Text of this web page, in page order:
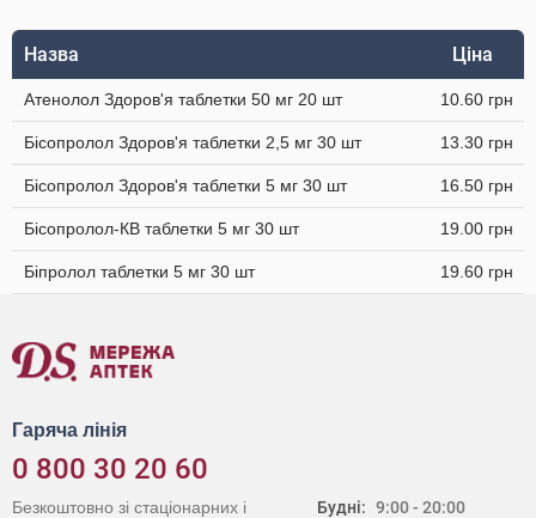
Назва Ціна
Атенолол Здоров'я таблетки 50 мг 20 шт 10.60 грн
Бісопролол Здоров'я таблетки 2,5 мг 30 шт 13.30 грн
Бісопролол Здоров'я таблетки 5 мг 30 шт 16.50 грн
Бісопролол-КВ таблетки 5 мг 30 шт 19.00 грн
Біпролол таблетки 5 мг 30 шт 19.60 грн
Гаряча лінія
0 800 30 20 60
Будні: 9:00 - 20:00
Безкоштовно зі стаціонарних і